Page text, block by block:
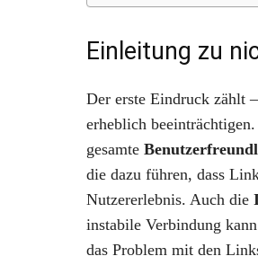
Einleitung zu
Der erste Eindruck zählt
erheblich beeinträchtigen.
gesamte
die dazu führen, dass
Nutzererlebnis. Auch die
instabile Verbindung
das Problem mit den